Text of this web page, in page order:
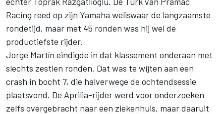
Racing reed op zijn Yamaha weliswaar de langzaamste
rondetijd, maar met 45 ronden was hij wel de
productiefste rijder.
Jorge Martín eindigde in dat klassement onderaan met
slechts zestien ronden. Dat was te wijten aan een
crash in bocht 7, die halverwege de ochtendsessie
plaatsvond. De Aprilia-rijder werd voor onderzoeken
zelfs overgebracht naar een ziekenhuis, maar daaruit